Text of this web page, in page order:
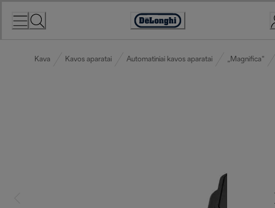
Accessibility
Kava Kavos aparatai Automatiniai kavos aparatai „Magnifica“